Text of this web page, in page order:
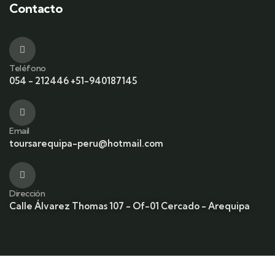
Contacto
Teléfono
054 - 212446 +51-940187145
Email
toursarequipa-peru@hotmail.com
Dirección
Calle Álvarez Thomas 107 - Of-01 Cercado - Arequipa